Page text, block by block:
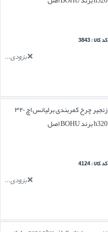
کد کالا : 3843
بزودی...
زنجیر چرخ کمربندی برلیانس اچ ۳۲۰
h320 برند BOHU اصل
کد کالا : 4124
بزودی...